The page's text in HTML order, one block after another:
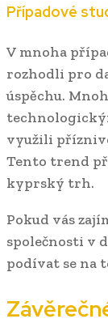
Případové
V mnoha
rozhodli pro
úspěchu.
využili
Tento trend
kyprský trh.
Pokud vás
společnosti v
podívat se na